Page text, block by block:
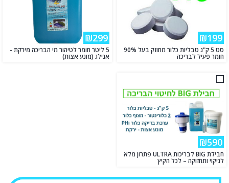
₪199
סט 5 ק"ג טבליות כלור מחוזק בעל 90%
חומר פעיל לבריכה
₪299
5 ליטר חומר לטיהור מי הבריכה מירקת -
אנילג (מונע אצות)
₪590
חבילת BIG לבריכות ULTRA פתרון מלא
לניקוי ותחזוקה – לכל הקיץ